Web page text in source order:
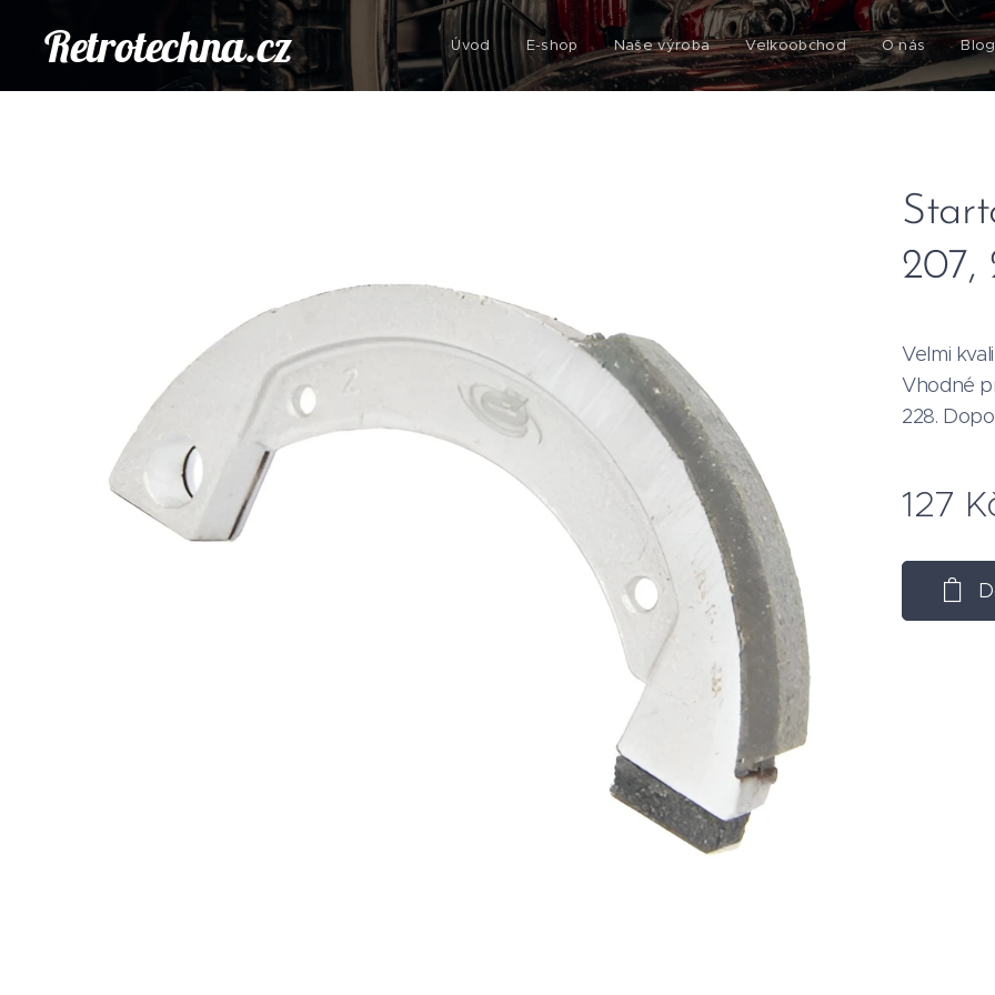
Retrotechna.cz Úvod E-shop Naše výroba Velkoobchod O nás Blog
207,
Velmi
Vhodné
228.
127